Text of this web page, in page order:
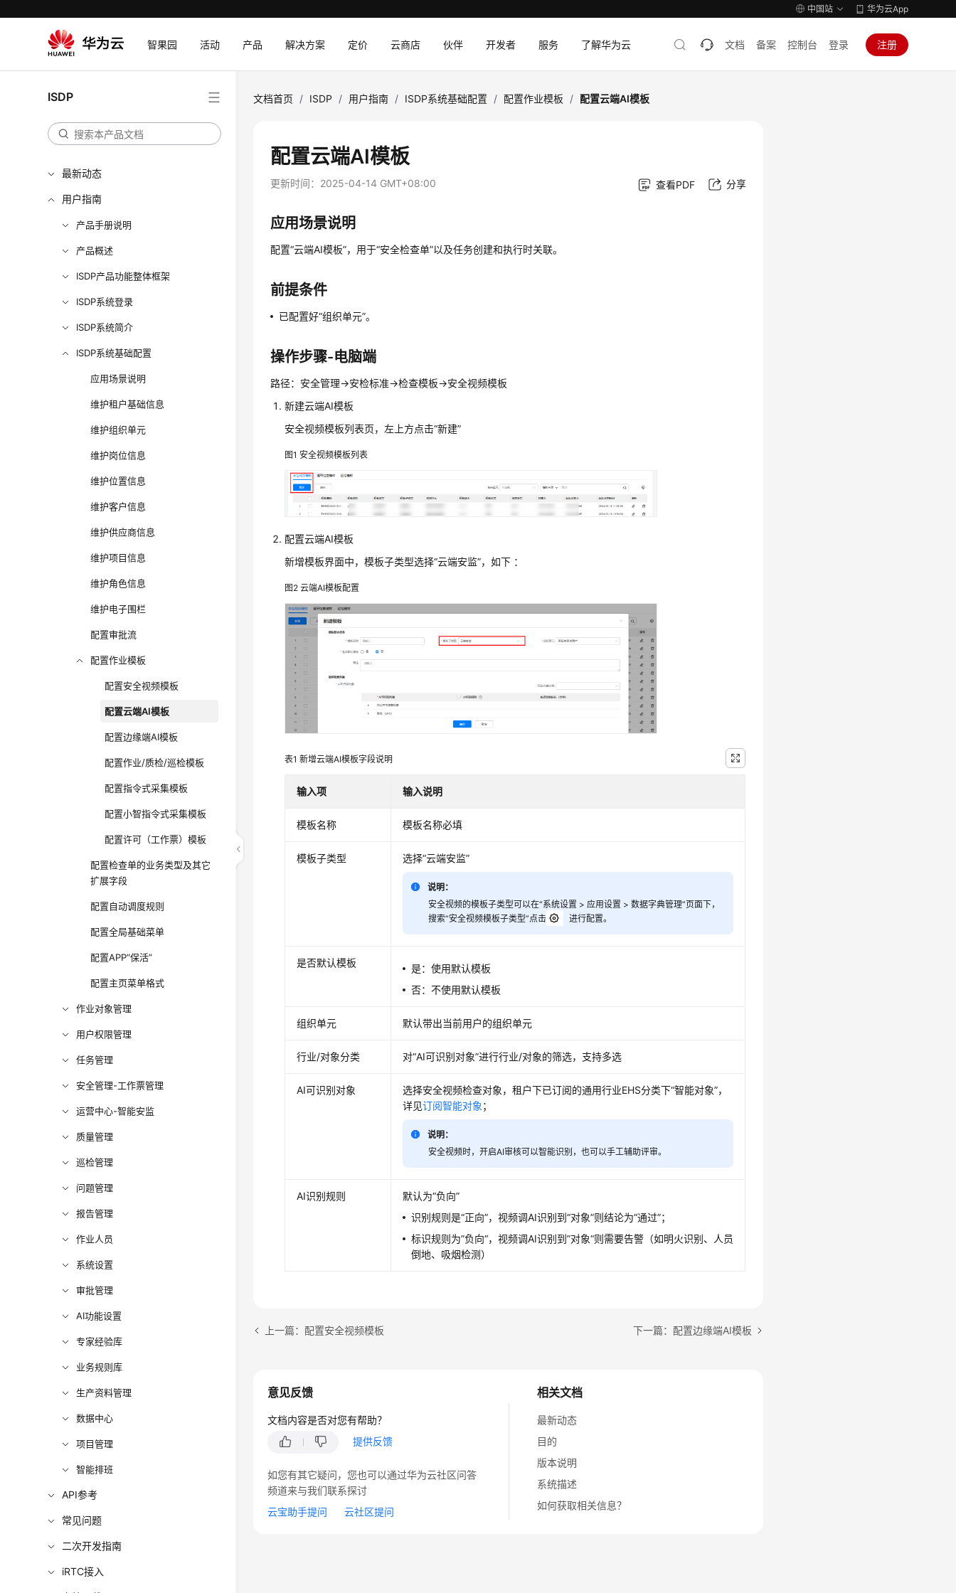
中国站 华为云App
智果园 活动 产品 解决方案 定价 云商店 伙伴 开发者 服务 了解华为云 文档 备案 控制台 登录 注册
ISDP
最新动态
用户指南
产品手册说明
产品概述
ISDP产品功能整体框架
ISDP系统登录
ISDP系统简介
ISDP系统基础配置
应用场景说明
维护租户基础信息
维护组织单元
维护岗位信息
维护位置信息
维护客户信息
维护供应商信息
维护项目信息
维护角色信息
维护电子围栏
配置审批流
配置作业模板
配置安全视频模板
配置云端AI模板
配置边缘端AI模板
配置作业/质检/巡检模板
配置指令式采集模板
配置小智指令式采集模板
配置许可（工作票）模板
配置检查单的业务类型及其它
扩展字段
配置自动调度规则
配置全局基础菜单
配置APP“保活”
配置主页菜单格式
作业对象管理
用户权限管理
任务管理
安全管理-工作票管理
运营中心-智能安监
质量管理
巡检管理
问题管理
报告管理
作业人员
系统设置
审批管理
AI功能设置
专家经验库
业务规则库
生产资料管理
数据中心
项目管理
智能排班
API参考
常见问题
二次开发指南
iRTC接入
文档首页 / ISDP / 用户指南 / ISDP系统基础配置 / 配置作业模板 / 配置云端AI模板
配置云端AI模板
更新时间： 2025-04-14 GMT+08:00 查看PDF 分享
应用场景说明
配置“云端AI模板”，用于“安全检查单”以及任务创建和执行时关联。
前提条件
已配置好“组织单元”。
操作步骤-电脑端
路径：安全管理->安检标准->检查模板->安全视频模板
新建云端AI模板
安全视频模板列表页，左上方点击“新建”
图1安全视频模板列表
配置云端AI模板
新增模板界面中，模板子类型选择“云端安监”，如下 ：
图2云端AI模板配置
表1新增云端AI模板字段说明
输入项 输入说明
模板名称 模板名称必填
模板子类型 选择“云端安监”
说明：
安全视频的模板子类型可以在“系统设置 > 应用设置 > 数据字典管理”页面下，
搜索“安全视频模板子类型”点击
进行配置。
是否默认模板
是：使用默认模板
否：不使用默认模板
组织单元 默认带出当前用户的组织单元
行业/对象分类 对“AI可识别对象”进行行业/对象的筛选，支持多选
AI可识别对象
选择安全视频检查对象，租户下已订阅的通用行业EHS分类下“智能对象”，
详见订阅智能对象 ；
说明：
安全视频时，开启AI审核可以智能识别，也可以手工辅助评审。
AI识别规则
默认为“负向”
识别规则是“正向”，视频调AI识别到“对象”则结论为“通过”；
标识规则为”负向“，视频调AI识别到”对象“则需要告警（如明火识别、人员
倒地、吸烟检测）
上一篇：配置安全视频模板 下一篇：配置边缘端AI模板
相关文档
最新动态
目的
版本说明
系统描述
如何获取相关信息？
意见反馈
文档内容是否对您有帮助？
提供反馈
如您有其它疑问，您也可以通过华为云社区问答
频道来与我们联系探讨
云宝助手提问
云社区提问